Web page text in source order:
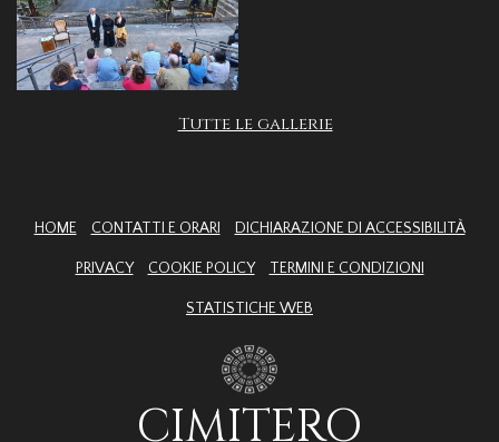
Tutte le gallerie
HOME CONTATTI E ORARI DICHIARAZIONE DI ACCESSIBILITÀ
PRIVACY COOKIE POLICY TERMINI E CONDIZIONI
STATISTICHE WEB
CIMITERO